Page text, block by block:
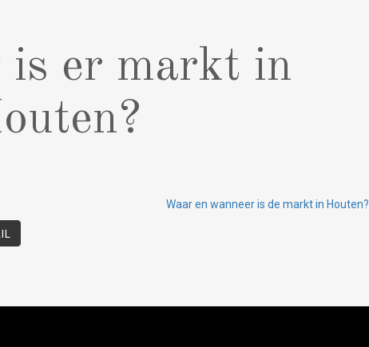
is er markt in
Waar en wanneer is de markt in Houten?